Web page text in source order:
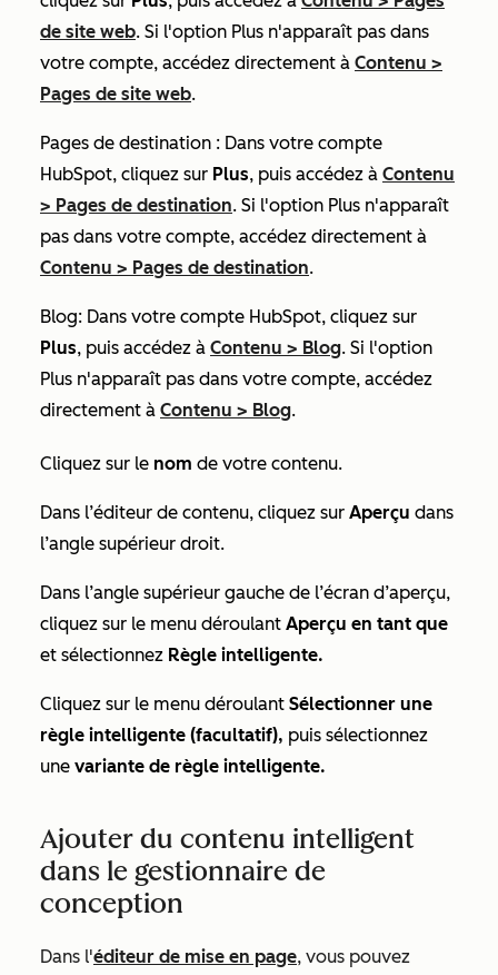
de site web. Si l'option Plus n'apparaît pas dans
votre compte, accédez directement à Contenu >
Pages de site web.
Pages de destination : Dans votre compte
HubSpot, cliquez sur Plus, puis accédez à Contenu
> Pages de destination. Si l'option Plus n'apparaît
pas dans votre compte, accédez directement à
Contenu > Pages de destination.
Blog: Dans votre compte HubSpot, cliquez sur
Plus, puis accédez à Contenu > Blog. Si l'option
Plus n'apparaît pas dans votre compte, accédez
directement à Contenu > Blog.
Cliquez sur le nom de votre contenu.
Dans l’éditeur de contenu, cliquez sur Aperçu dans
l’angle supérieur droit.
Dans l’angle supérieur gauche de l’écran d’aperçu,
cliquez sur le menu déroulant Aperçu en tant que
et sélectionnez Règle intelligente.
Cliquez sur le menu déroulant Sélectionner une
règle intelligente (facultatif), puis sélectionnez
une variante de règle intelligente.
Ajouter du contenu intelligent
dans le gestionnaire de
conception
Dans l'éditeur de mise en page, vous pouvez